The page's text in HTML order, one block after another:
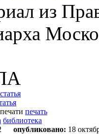
из
печать
библиотека
опубликовано: 18